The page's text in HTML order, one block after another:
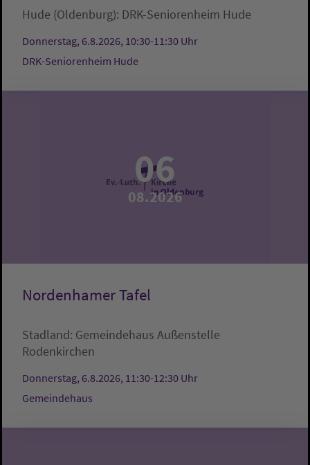
Hude (Oldenburg): DRK-Seniorenheim Hude
Donnerstag, 6.8.2026, 10:30-11:30 Uhr
DRK-Seniorenheim Hude
06
08.2026
Nordenhamer Tafel
Stadland: Gemeindehaus Außenstelle
Rodenkirchen
Donnerstag, 6.8.2026, 11:30-12:30 Uhr
Gemeindehaus